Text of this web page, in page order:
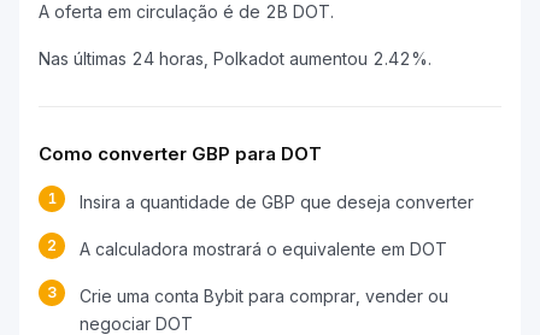
A oferta em circulação é de 2B DOT.
Nas últimas 24 horas, Polkadot aumentou 2.42%.
Como converter GBP para DOT
1 Insira a quantidade de GBP que deseja converter
2 A calculadora mostrará o equivalente em DOT
3
Crie uma conta Bybit para comprar, vender ou
negociar DOT